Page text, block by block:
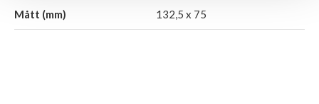
Mått (mm) 132,5 x 75